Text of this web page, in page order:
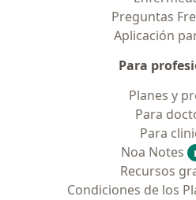
Preguntas
Aplicación
Para
Planes y
Para
Para
Noa Notes
Recursos
Condiciones de los